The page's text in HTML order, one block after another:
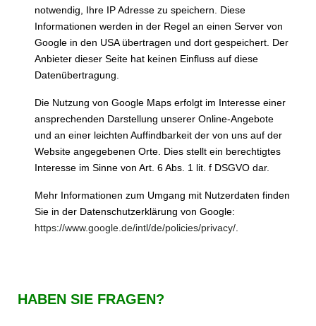
notwendig, Ihre IP Adresse zu speichern. Diese
Informationen werden in der Regel an einen Server von
Google in den USA übertragen und dort gespeichert. Der
Anbieter dieser Seite hat keinen Einfluss auf diese
Datenübertragung.
Die Nutzung von Google Maps erfolgt im Interesse einer
ansprechenden Darstellung unserer Online-Angebote
und an einer leichten Auffindbarkeit der von uns auf der
Website angegebenen Orte. Dies stellt ein berechtigtes
Interesse im Sinne von Art. 6 Abs. 1 lit. f DSGVO dar.
Mehr Informationen zum Umgang mit Nutzerdaten finden
Sie in der Datenschutzerklärung von Google:
https://www.google.de/intl/de/policies/privacy/
HABEN SIE FRAGEN?